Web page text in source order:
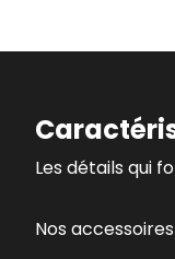
Les détails qui
Nos